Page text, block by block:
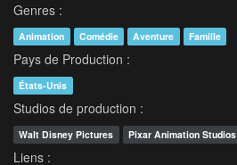
Genres :
Animation Comédie Aventure Famille
Pays de Production :
États-Unis
Studios de production :
Walt Disney Pictures Pixar Animation Studios
Liens :